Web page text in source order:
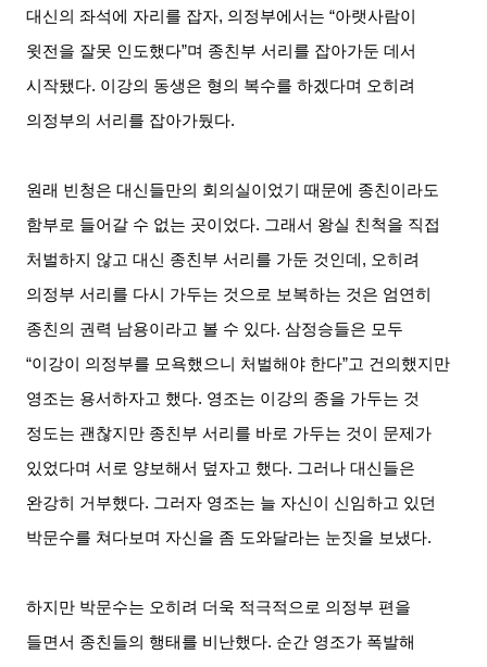
대신의 좌석에 자리를 잡자, 의정부에서는 “아랫사람이
윗전을 잘못 인도했다”며 종친부 서리를 잡아가둔 데서
시작됐다. 이강의 동생은 형의 복수를 하겠다며 오히려
의정부의 서리를 잡아가뒀다.
원래 빈청은 대신들만의 회의실이었기 때문에 종친이라도
함부로 들어갈 수 없는 곳이었다. 그래서 왕실 친척을 직접
처벌하지 않고 대신 종친부 서리를 가둔 것인데 , 오히려
의정부 서리를 다시 가두는 것으로 보복하는 것은 엄연히
종친의 권력 남용이라고 볼 수 있다.삼정승들은 모두
“이강이 의정부를 모욕했으니 처벌해야 한다”고 건의했지만
영조는 용서하자고 했다. 영조는 이강의 종을 가두는 것
정도는 괜찮지만 종친부 서리를 바로 가두는 것이 문제가
있었다며 서로 양보해서 덮자고 했다. 그러나 대신들은
완강히 거부했다. 그러자 영조는 늘 자신이 신임하고 있던
박문수를 쳐다보며 자신을 좀 도와달라는 눈짓을 보냈다.
하지만 박문수는 오히려 더욱 적극적으로 의정부 편을
들면서 종친들의 행태를 비난했다. 순간 영조가 폭발해